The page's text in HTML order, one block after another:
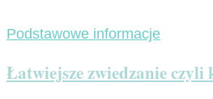
Podstawowe informacje
Łatwiejsze zwiedzanie